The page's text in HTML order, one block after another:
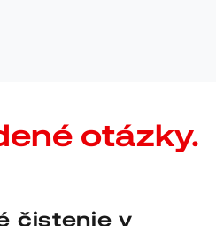
otázky.
čistenie v